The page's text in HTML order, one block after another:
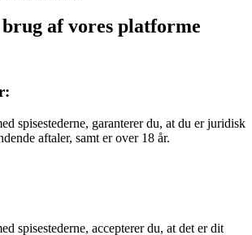
af vores platforme
spisestederne, garanterer du, at du er juridisk
aftaler, samt er over 18 år.
spisestederne, accepterer du, at det er dit